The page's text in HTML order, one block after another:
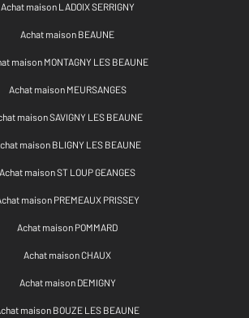
Achat maison LADOIX SERRIGNY
Achat maison BEAUNE
maison MONTAGNY LES BEAUNE
Achat maison MEURSANGES
maison SAVIGNY LES BEAUNE
maison BLIGNY LES BEAUNE
Achat maison ST LOUP GEANGES
maison PREMEAUX PRISSEY
Achat maison POMMARD
Achat maison CHAUX
Achat maison DEMIGNY
maison BOUZE LES BEAUNE